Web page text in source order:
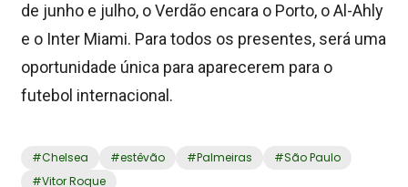
de junho e julho, o Verdão encara o Porto, o Al-Ahly
e o Inter Miami. Para todos os presentes, será uma
oportunidade única para aparecerem para o
futebol internacional.
#Chelsea #estêvão #Palmeiras #São Paulo
#Vitor Roque